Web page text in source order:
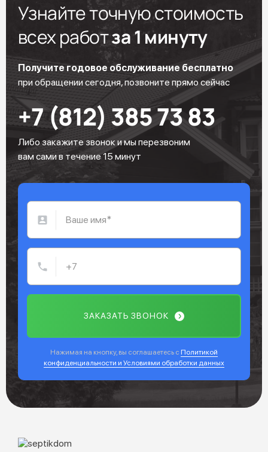
Узнайте точную стоимость
всех работза 1 минуту
Получите годовое обслуживание бесплатно
при обращении сегодня, позвоните прямо сейчас
+7 (812) 385 73 83
Либо закажите звонок и мы перезвоним
вам сами в течение 15 минут
ЗАКАЗАТЬ ЗВОНОК
Нажимая на кнопку, вы соглашаетесь с Политикой
конфиденциальности и Условиями обработки данных